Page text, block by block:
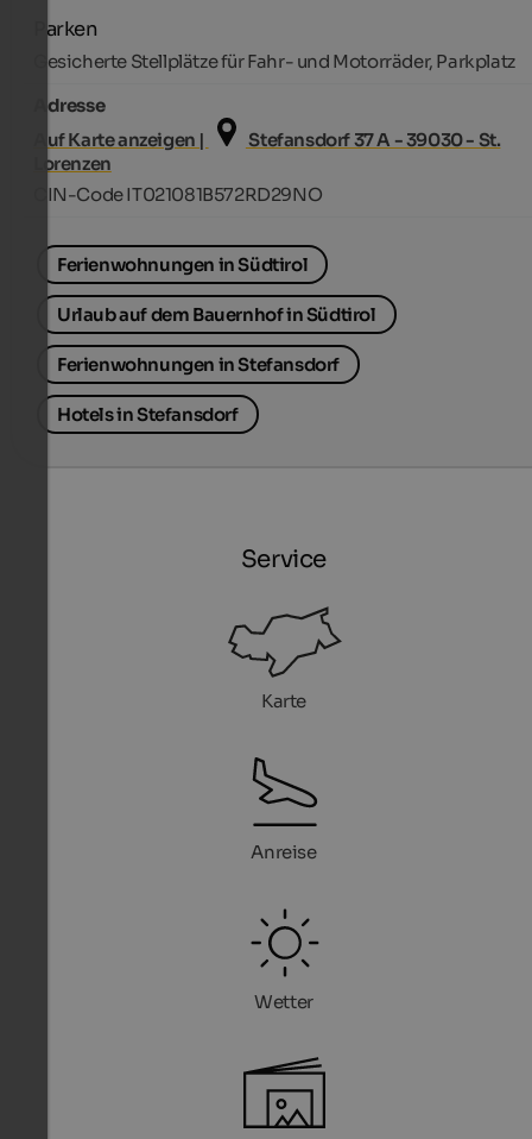
Parken
Gesicherte Stellplätze für Fahr- und Motorräder, Parkplatz
Adresse
Auf Karte anzeigen |
Stefansdorf 37 A - 39030 - St.
Lorenzen
CIN-Code IT021081B572RD29NO
Ferienwohnungen in Südtirol
Urlaub auf dem Bauernhof in Südtirol
Ferienwohnungen in Stefansdorf
Hotels in Stefansdorf
Service
Karte
Anreise
Wetter